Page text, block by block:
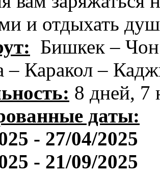
и отдыхать
Бишкек –
– Каракол –
8 дней, 7
даты:
5 - 27/04/2025
5 - 21/09/2025